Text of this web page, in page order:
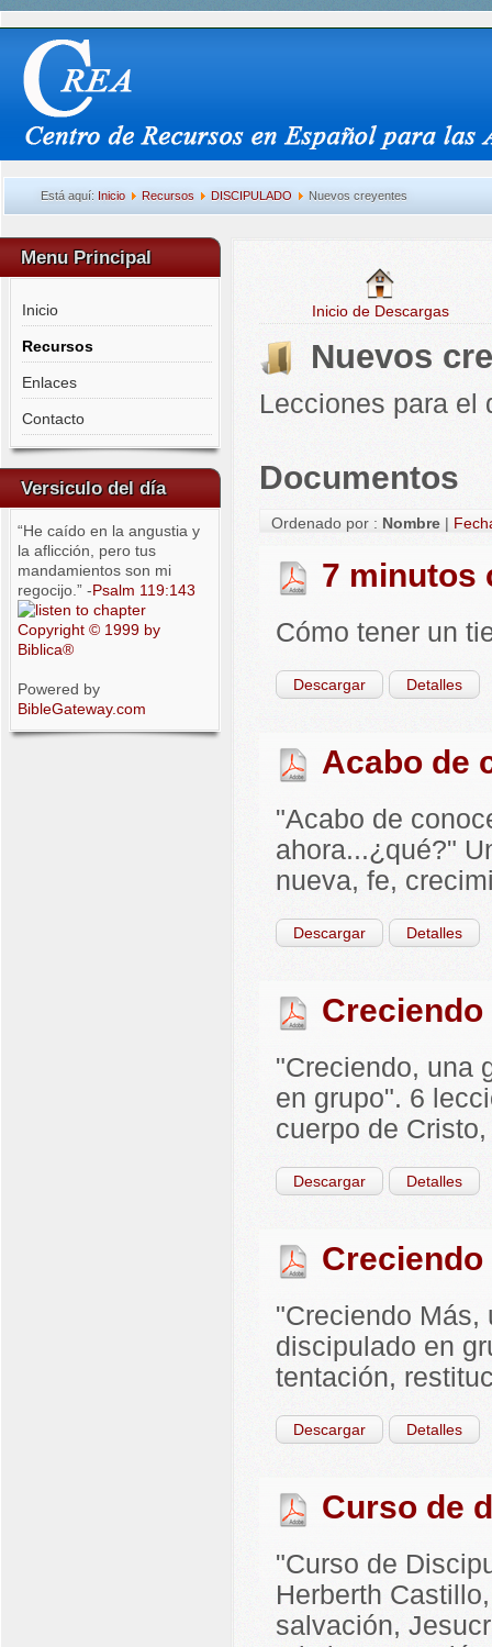
Está aquí: Inicio Recursos DISCIPULADO Nuevos creyentes
Menu Principal
Inicio
Recursos
Enlaces
Contacto
Versiculo del día
“He caído en la angustia y
la aflicción, pero tus
mandamientos son mi
regocijo.” -Psalm 119:143
Copyright © 1999 by
Biblica®
Powered by
BibleGateway.com
Inicio de Descargas
Nuevos
Lecciones para el
Documentos
Ordenado por : Nombre |
7 minutos
Cómo tener un
Descargar Detalles
Acabo de
"Acabo de
ahora...¿qué?"
nueva, fe,
Descargar Detalles
Creciendo
"Creciendo, una
en grupo". 6
cuerpo de
Descargar Detalles
Creciendo
"Creciendo Más,
discipulado en
tentación,
Descargar Detalles
Curso de
"Curso de
Herberth
salvación,